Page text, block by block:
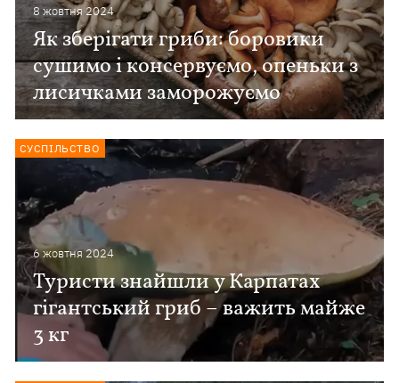
8 жовтня 2024
Як зберігати гриби: боровики
сушимо і консервуємо, опеньки з
лисичками заморожуємо
6 жовтня 2024
Туристи знайшли у Карпатах
гігантський гриб – важить майже
3 кг
СУСПІЛЬСТВО